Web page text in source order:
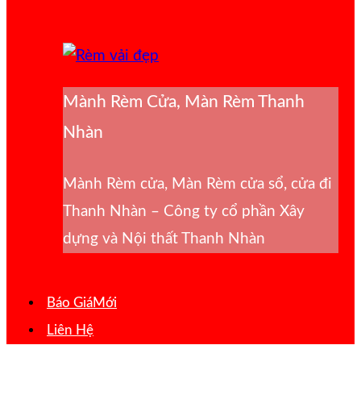
Mành Rèm Cửa, Màn Rèm Thanh
Nhàn
Mành Rèm cửa, Màn Rèm cửa sổ, cửa đi
Thanh Nhàn – Công ty cổ phần Xây
dựng và Nội thất Thanh Nhàn
Báo Giá
Liên Hệ